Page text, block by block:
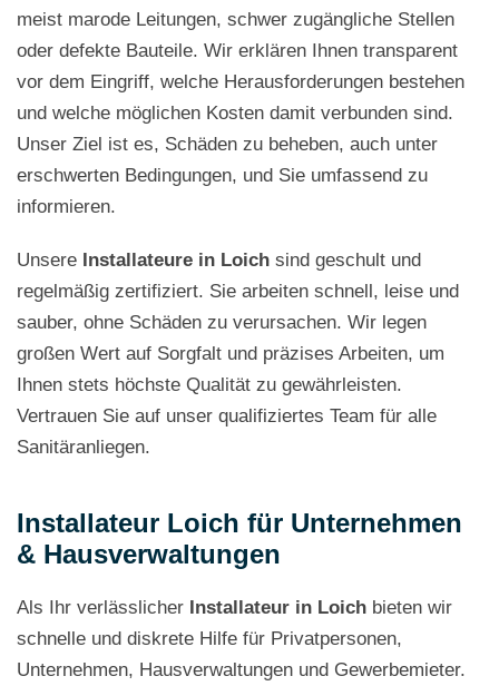
meist marode Leitungen, schwer zugängliche Stellen
oder defekte Bauteile. Wir erklären Ihnen transparent
vor dem Eingriff, welche Herausforderungen bestehen
und welche möglichen Kosten damit verbunden sind.
Unser Ziel ist es, Schäden zu beheben, auch unter
erschwerten Bedingungen, und Sie umfassend zu
informieren.
Unsere Installateure in Loich sind geschult und
regelmäßig zertifiziert. Sie arbeiten schnell, leise und
sauber, ohne Schäden zu verursachen. Wir legen
großen Wert auf Sorgfalt und präzises Arbeiten, um
Ihnen stets höchste Qualität zu gewährleisten.
Vertrauen Sie auf unser qualifiziertes Team für alle
Sanitäranliegen.
Installateur Loich für Unternehmen
& Hausverwaltungen
Als Ihr verlässlicher Installateur in Loich bieten wir
schnelle und diskrete Hilfe für Privatpersonen,
Unternehmen, Hausverwaltungen und Gewerbemieter.